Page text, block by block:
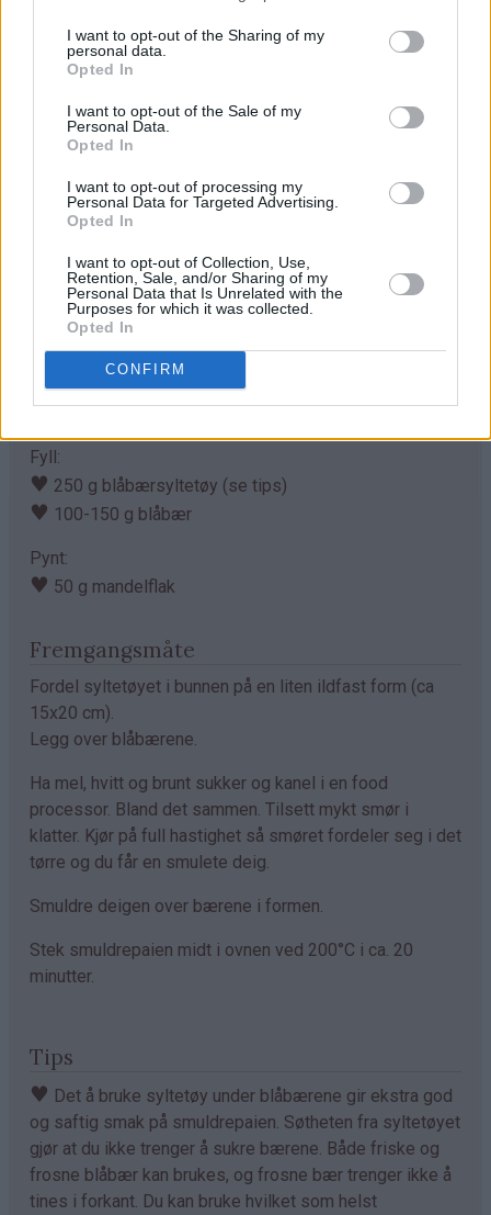
I want to opt-out of the Sharing of my
personal data.
Opted In
I want to opt-out of the Sale of my
Personal Data.
Opted In
I want to opt-out of processing my
Personal Data for Targeted Advertising.
Opted In
I want to opt-out of Collection, Use,
Retention, Sale, and/or Sharing of my
Personal Data that Is Unrelated with the
Purposes for which it was collected.
Opted In
CONFIRM
Ingredienser
Smuldredeig:
100 g hvetemel
50 g hvitt sukker
♥50 g brunt sukker (demerara)
♥0,5 ts kanel
♥100 g smør
Fyll:
♥ 250 g blåbærsyltetøy (se tips)
♥ 100-150 g blåbær
Pynt:
♥ 50 g mandelflak
Fremgangsmåte
Fordel syltetøyet i bunnen på en liten ildfast form (ca
15x20 cm).
Legg over blåbærene.
Ha mel, hvitt og brunt sukker og kanel i en food
processor. Bland det sammen. Tilsett mykt smør i
klatter. Kjør på full hastighet så smøret fordeler seg i det
tørre og du får en smulete deig.
Smuldre deigen over bærene i formen.
Stek smuldrepaien midt i ovnen ved 200°C i ca. 20
minutter.
Tips
♥ Det å bruke syltetøy under blåbærene gir ekstra god
og saftig smak på smuldrepaien. Søtheten fra syltetøyet
gjør at du ikke trenger å sukre bærene. Både friske og
frosne blåbær kan brukes, og frosne bær trenger ikke å
tines i forkant. Du kan bruke hvilket som helst